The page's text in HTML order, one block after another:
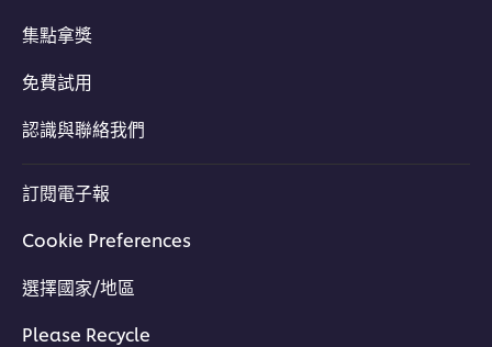
集點拿獎
免費試用
認識與聯絡我們
訂閱電子報
Cookie Preferences
選擇國家/地區
Please Recycle